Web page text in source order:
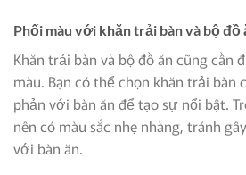
Phối màu với khăn trải bàn và bộ đồ
Khăn trải bàn và bộ đồ ăn cũng cần
màu. Bạn có thể chọn khăn trải bàn
phản với bàn ăn để tạo sự nổi bật.
nên có màu sắc nhẹ nhàng, tránh
với bàn ăn.